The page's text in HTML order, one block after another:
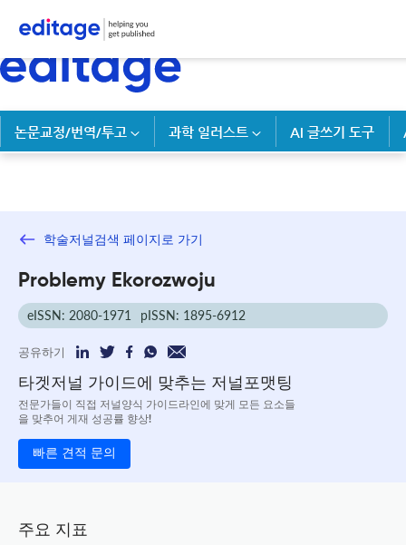
논문교정/번역/투고 과학 일러스트 AI 글쓰기 도구
학술저널검색 페이지로 가기
Problemy Ekorozwoju
eISSN: 2080-1971 pISSN: 1895-6912
공유하기
타겟저널 가이드에 맞추는 저널포맷팅
전문가들이 직접 저널양식 가이드라인에 맞게 모든 요소들
을 맞추어 게재 성공률 향상!
빠른 견적 문의
주요 지표